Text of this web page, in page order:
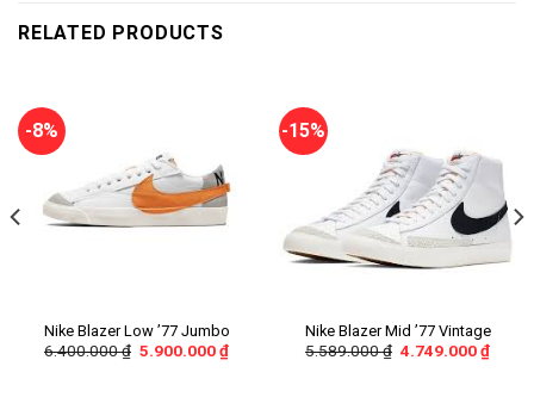
RELATED PRODUCTS
-8%
Nike Blazer Low ’77 Jumbo
6.400.000₫ 5.900.000₫
-15%
Nike Blazer Mid ’77 Vintage
5.589.000₫ 4.749.000₫